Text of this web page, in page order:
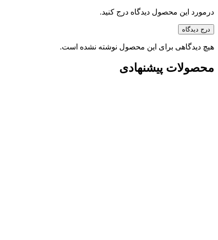
درمورد این محصول دیدگاه درج کنید.
درج دیدگاه
هیچ دیدگاهی برای این محصول نوشته نشده است.
محصولات پیشنهادی